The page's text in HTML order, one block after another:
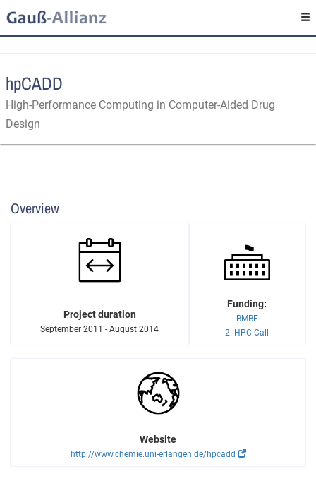
hpCADD
High-Performance Computing in Computer-Aided Drug
Design
Overview
Project duration
September 2011 - August 2014
Funding:
BMBF
2. HPC-Call
Website
http://www.chemie.uni-erlangen.de/hpcadd